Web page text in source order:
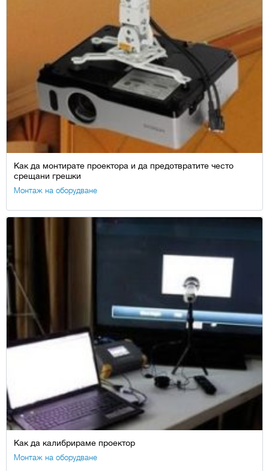
Как да монтирате проектора и да предотвратите често
срещани грешки
Монтаж на оборудване
Как да калибрираме проектор
Монтаж на оборудване